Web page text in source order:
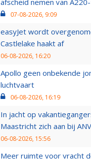
afscheid nemen van
07-08-2026, 9:09
easyJet wordt
Castlelake haakt af
06-08-2026, 16:20
Apollo geen onbekende
luchtvaart
06-08-2026, 16:19
In jacht op
Maastricht zich aan bij
06-08-2026, 15:56
Meer ruimte voor vracht